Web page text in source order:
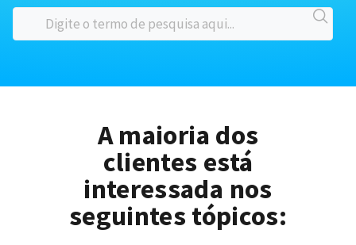
A maioria dos
clientes está
interessada nos
seguintes tópicos: